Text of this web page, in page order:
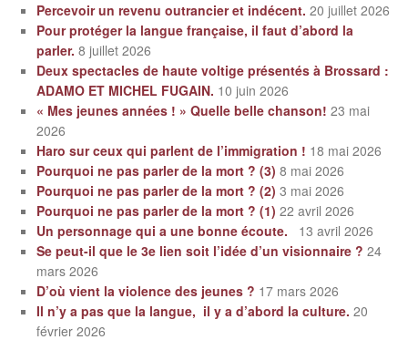
Percevoir un revenu outrancier et indécent. 20 juillet 2026
Pour protéger la langue française, il faut d’abord la
parler. 8 juillet 2026
Deux spectacles de haute voltige présentés à Brossard :
ADAMO ET MICHEL FUGAIN. 10 juin 2026
« Mes jeunes années ! » Quelle belle chanson! 23 mai
2026
Haro sur ceux qui parlent de l’immigration ! 18 mai 2026
Pourquoi ne pas parler de la mort ? (3) 8 mai 2026
Pourquoi ne pas parler de la mort ? (2) 3 mai 2026
Pourquoi ne pas parler de la mort ? (1) 22 avril 2026
Un personnage qui a une bonne écoute.
13 avril 2026
Se peut-il que le 3e lien soit l’idée d’un visionnaire ? 24
mars 2026
D’où vient la violence des jeunes ? 17 mars 2026
Il n’y a pas que la langue, il y a d’abord la culture. 20
février 2026